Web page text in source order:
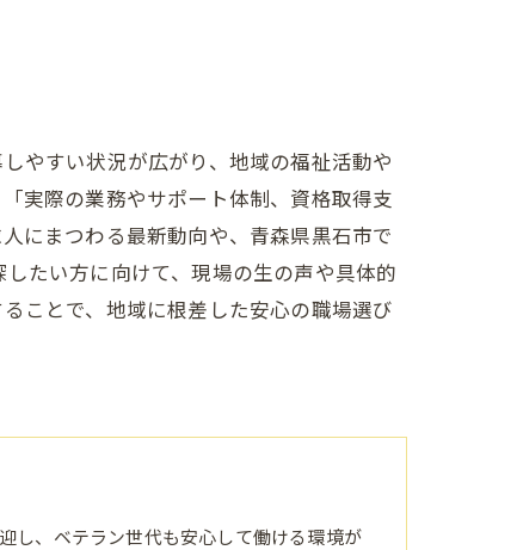
やすい状況が広がり、地域の福祉活動や
実際の業務やサポート体制、資格取得支
にまつわる最新動向や、青森県黒石市で
たい方に向けて、現場の生の声や具体的
ことで、地域に根差した安心の職場選び
し、ベテラン世代も安心して働ける環境が